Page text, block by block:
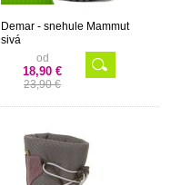
Demar - snehule Mammut
sivá
od
18,90 €
23,90 €